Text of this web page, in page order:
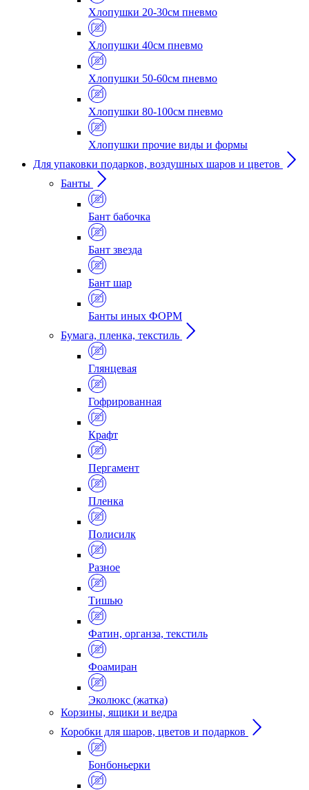
Хлопушки 20-30см пневмо
Хлопушки 40см пневмо
Хлопушки 50-60см пневмо
Хлопушки 80-100см пневмо
Хлопушки прочие виды и формы
Для упаковки подарков, воздушных шаров и цветов
Банты
Бант бабочка
Бант звезда
Бант шар
Банты иных ФОРМ
Бумага, пленка, текстиль
Глянцевая
Гофрированная
Крафт
Пергамент
Пленка
Полисилк
Разное
Тишью
Фатин, органза, текстиль
Фоамиран
Эколюкс (жатка)
Корзины, ящики и ведра
Коробки для шаров, цветов и подарков
Бонбоньерки